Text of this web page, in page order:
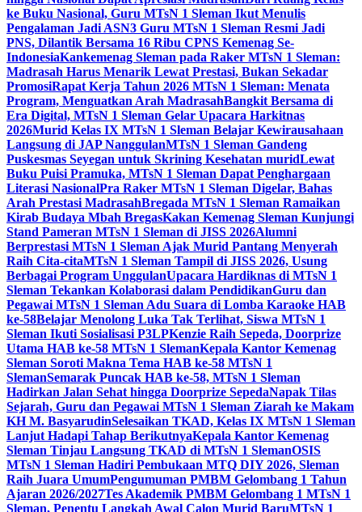
ke Buku Nasional, Guru MTsN 1 Sleman Ikut Menulis
Pengalaman Jadi ASN3 Guru MTsN 1 Sleman Resmi Jadi
PNS, Dilantik Bersama 16 Ribu CPNS Kemenag Se-
IndonesiaKankemenag Sleman pada Raker MTsN 1 Sleman:
Madrasah Harus Menarik Lewat Prestasi, Bukan Sekadar
PromosiRapat Kerja Tahun 2026 MTsN 1 Sleman: Menata
Program, Menguatkan Arah MadrasahBangkit Bersama di
Era Digital, MTsN 1 Sleman Gelar Upacara Harkitnas
2026Murid Kelas IX MTsN 1 Sleman Belajar Kewirausahaan
Langsung di JAP NanggulanMTsN 1 Sleman Gandeng
Puskesmas Seyegan untuk Skrining Kesehatan muridLewat
Buku Puisi Pramuka, MTsN 1 Sleman Dapat Penghargaan
Literasi NasionalPra Raker MTsN 1 Sleman Digelar, Bahas
Arah Prestasi MadrasahBregada MTsN 1 Sleman Ramaikan
Kirab Budaya Mbah BregasKakan Kemenag Sleman Kunjungi
Stand Pameran MTsN 1 Sleman di JISS 2026Alumni
Berprestasi MTsN 1 Sleman Ajak Murid Pantang Menyerah
Raih Cita-citaMTsN 1 Sleman Tampil di JISS 2026, Usung
Berbagai Program UnggulanUpacara Hardiknas di MTsN 1
Sleman Tekankan Kolaborasi dalam PendidikanGuru dan
Pegawai MTsN 1 Sleman Adu Suara di Lomba Karaoke HAB
ke-58Belajar Menolong Luka Tak Terlihat, Siswa MTsN 1
Sleman Ikuti Sosialisasi P3LPKenzie Raih Sepeda, Doorprize
Utama HAB ke-58 MTsN 1 SlemanKepala Kantor Kemenag
Sleman Soroti Makna Tema HAB ke-58 MTsN 1
SlemanSemarak Puncak HAB ke-58, MTsN 1 Sleman
Hadirkan Jalan Sehat hingga Doorprize SepedaNapak Tilas
Sejarah, Guru dan Pegawai MTsN 1 Sleman Ziarah ke Makam
KH M. BasyarudinSelesaikan TKAD, Kelas IX MTsN 1 Sleman
Lanjut Hadapi Tahap BerikutnyaKepala Kantor Kemenag
Sleman Tinjau Langsung TKAD di MTsN 1 SlemanOSIS
MTsN 1 Sleman Hadiri Pembukaan MTQ DIY 2026, Sleman
Raih Juara UmumPengumuman PMBM Gelombang 1 Tahun
Ajaran 2026/2027Tes Akademik PMBM Gelombang 1 MTsN 1
Sleman, Penentu Langkah Awal Calon Murid BaruMTsN 1